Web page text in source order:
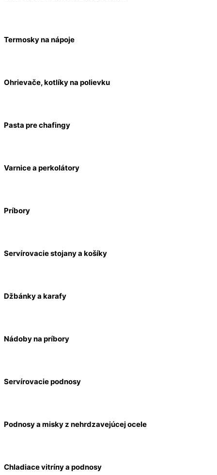
Termosky na nápoje
Ohrievače, kotlíky na polievku
Pasta pre chafingy
Varnice a perkolátory
Príbory
Servírovacie stojany a košíky
Džbánky a karafy
Nádoby na príbory
Servírovacie podnosy
Podnosy a misky z nehrdzavejúcej ocele
Chladiace vitríny a podnosy